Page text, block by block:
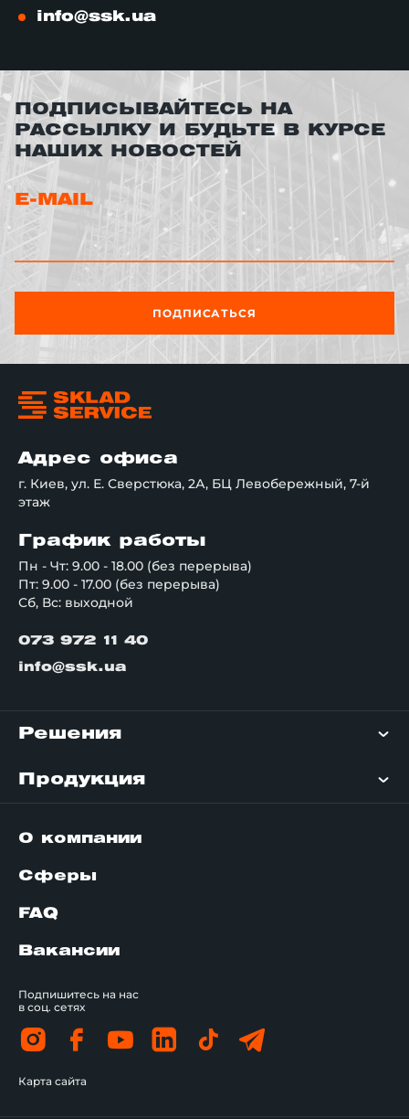
info@ssk.ua
ПОДПИСЫВАЙТЕСЬ НА
РАССЫЛКУ И БУДЬТЕ В КУРСЕ
НАШИХ НОВОСТЕЙ
E-MAIL
ПОДПИСАТЬСЯ
Адрес офиса
г. Киев, ул. Е. Сверстюка, 2А, БЦ Левобережный, 7-й
этаж
График работы
Пн - Чт: 9.00 - 18.00 (без перерыва)
Пт: 9.00 - 17.00 (без перерыва)
Сб, Вс: выходной
073 972 11 40
info@ssk.ua
Решения
Продукция
О компании
Сферы
FAQ
Вакансии
Подпишитесь на нас
в соц. сетях
Карта сайта